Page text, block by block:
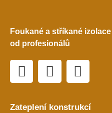
Foukané a stříkané izolace
od profesionálů
Zateplení konstrukcí